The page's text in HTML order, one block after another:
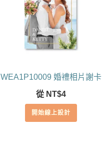
WEA1P10009 婚禮相片謝卡
從 NT$4
開始線上設計